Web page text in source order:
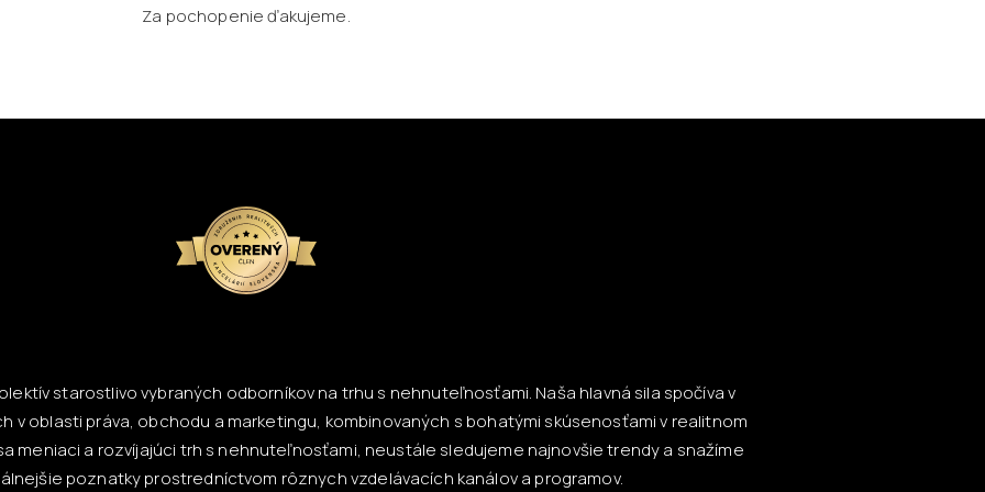
Za pochopenie ďakujeme.
kolektív starostlivo vybraných odborníkov na trhu s nehnuteľnosťami. Naša hlavná sila spočíva v
v oblasti práva, obchodu a marketingu, kombinovaných s bohatými skúsenosťami v realitnom
meniaci a rozvíjajúci trh s nehnuteľnosťami, neustále sledujeme najnovšie trendy a snažíme
poznatky prostredníctvom rôznych vzdelávacích kanálov a programov.